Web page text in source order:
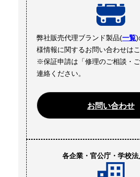
弊社販売代理ブランド製品(一覧)
様情報に関するお問い合わせはこ
※保証申請は「修理のご相談・
連絡ください。
お問い合わせ
各企業・官公庁・学校法